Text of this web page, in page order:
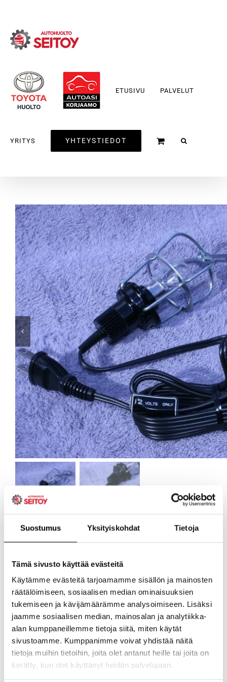
Suostumus Yksityiskohdat Tietoja
Tämä sivusto käyttää evästeitä
Käytämme evästeitä tarjoamamme sisällön ja mainosten
räätälöimiseen, sosiaalisen median ominaisuuksien
tukemiseen ja kävijämäärämme analysoimiseen. Lisäksi
jaamme sosiaalisen median, mainosalan ja analytiikka-
alan kumppaneillemme tietoja siitä, miten käytät
sivustoamme. Kumppanimme voivat yhdistää näitä
tietoja muihin tietoihin, joita olet antanut heille tai joita on
kerätty, kun olet käyttänyt heidän palvelujaan.
content
ETUSIVU PALVELUT
YRITYS YHTEYSTIEDOT